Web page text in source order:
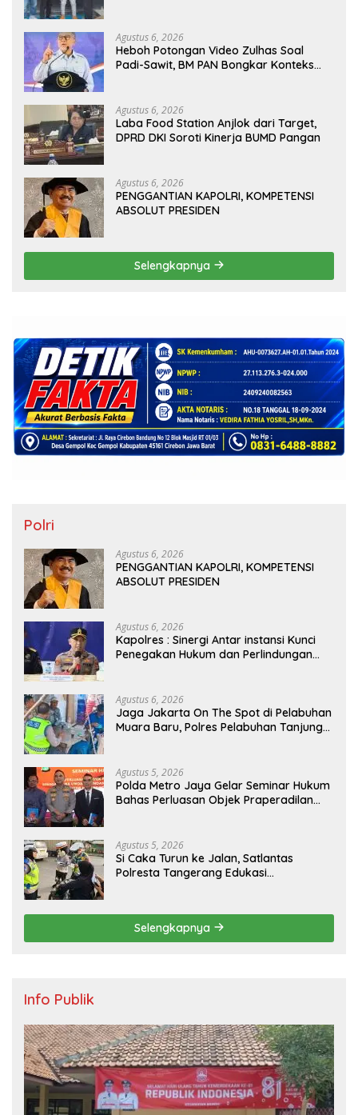
Agustus 6, 2026
Heboh Potongan Video Zulhas Soal
Padi-Sawit, BM PAN Bongkar Konteks
Agustus 6, 2026
Laba Food Station Anjlok dari Target,
DPRD DKI Soroti Kinerja BUMD Pangan
Agustus 6, 2026
PENGGANTIAN KAPOLRI, KOMPETENSI
ABSOLUT PRESIDEN
Selengkapnya
Polri
Agustus 6, 2026
PENGGANTIAN KAPOLRI, KOMPETENSI
ABSOLUT PRESIDEN
Agustus 6, 2026
Kapolres : Sinergi Antar instansi Kunci
Penegakan Hukum dan Perlindungan
Davidson Bekas.
Agustus 6, 2026
Jaga Jakarta On The Spot di Pelabuhan
Muara Baru, Polres Pelabuhan Tanjung
Agustus 5, 2026
Polda Metro Jaya Gelar Seminar Hukum
Bahas Perluasan Objek Praperadilan
Agustus 5, 2026
Si Caka Turun ke Jalan, Satlantas
Polresta Tangerang Edukasi
Selengkapnya
Info Publik